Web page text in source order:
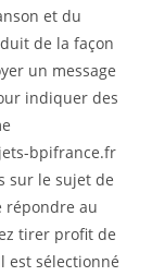
et du
de la façon
un message
indiquer des
bpifrance.fr
sur le sujet de
répondre au
tirer profit de
est sélectionné